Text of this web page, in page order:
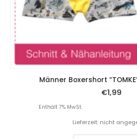
Männer Boxershort
€1,99
Enthält 7% MwSt.
Lieferzeit: nicht